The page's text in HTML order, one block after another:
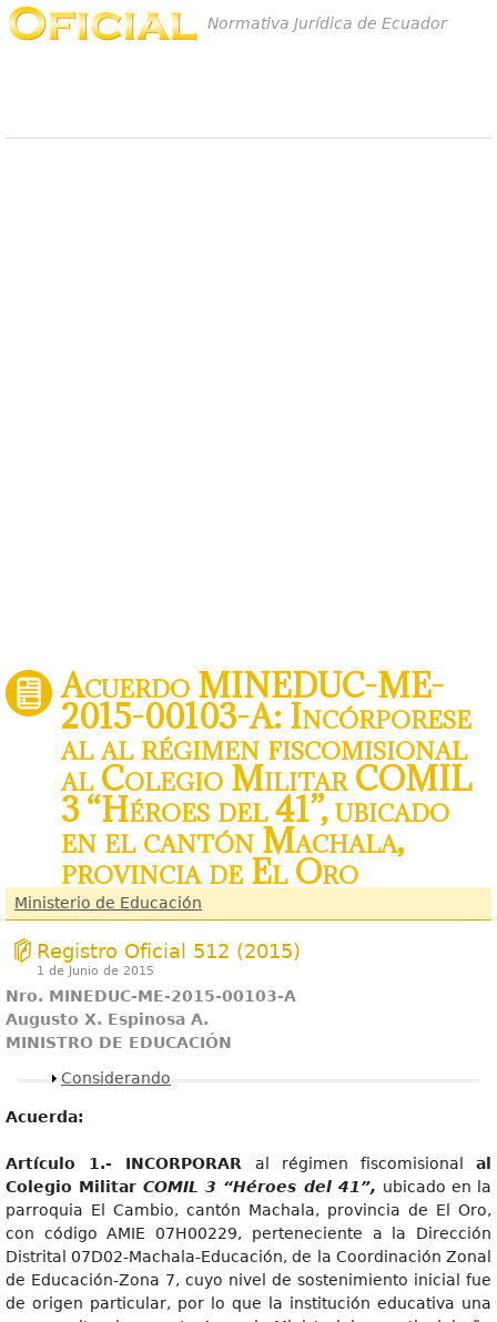
Normativa Jurídica de Ecuador
Acuerdo MINEDUC-ME-
2015-00103-A: Incórporese
al al régimen fiscomisional
al Colegio Militar COMIL
3 “Héroes del 41”, ubicado
en el cantón Machala,
provincia de El Oro
Ministerio de Educación
Registro Oficial 512 (2015)
1 de Junio de 2015
Nro. MINEDUC-ME-2015-00103-A
Augusto X. Espinosa A.
MINISTRO DE EDUCACIÓN
Mostrar
Considerando
Acuerda:
Artícul o 1.- INCORPORAR al régimen fiscomisional al
Colegio MilitarCOMIL 3 “Héroes del 41”, ubicado en la
parroquia El Cambio, cantón Machala, provincia de El Oro,
con código AMIE 07H00229, perteneciente a la Dirección
Distrital 07D02-Machala-Educación, de la Coordinación Zonal
de Educación-Zona 7, cuyo nivel de sostenimiento inicial fue
de origen particular, por lo que la institución educativa una